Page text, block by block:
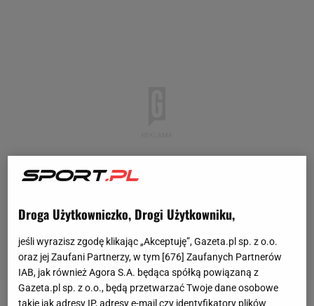
Droga Użytkowniczko, Drogi Użytkowniku,
jeśli wyrazisz zgodę klikając „Akceptuję”, Gazeta.pl sp. z o.o.
oraz jej Zaufani Partnerzy, w tym [676] Zaufanych Partnerów
IAB, jak również Agora S.A. będąca spółką powiązaną z
Gazeta.pl sp. z o.o., będą przetwarzać Twoje dane osobowe
takie jak adresy IP, adresy e-mail czy identyfikatory plików